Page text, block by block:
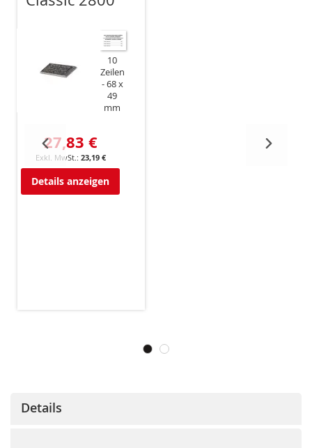
10
Zeilen
68 x
49
mm
27,83 €
23,19 €
Details anzeigen
Details